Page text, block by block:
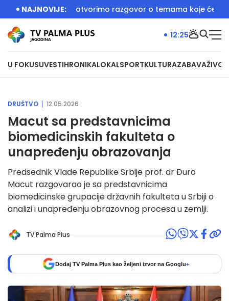
NAJNOVIJE:
bila prilika da otvorimo razgovor o temama koje će biti u
U FOKUSUVESTIHRONIKALOKALSPORTKULTURAZABAVAŽIVOT
12:25
DRUŠTVO 12.05.2026
Macut sa predstavnicima
biomedicinskih fakulteta o
unapređenju obrazovanja
Predsednik Vlade Republike Srbije prof. dr Đuro
Macut razgovarao je sa predstavnicima
biomedicinske grupacije državnih fakulteta u Srbiji o
analizi i unapređenju obrazovnog procesa u zemlji.
TV Palma Plus
Dodaj TV Palma Plus kao željeni izvor na Googlu+